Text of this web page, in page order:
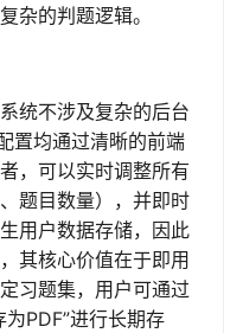
杂的判题逻辑。
统不涉及复杂的后台
置均通过清晰的前端
，可以实时调整所有
题目数量），并即时
用户数据存储，因此
其核心价值在于即用
习题集，用户可通过
PDF”进行长期存